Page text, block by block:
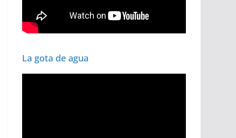
La gota de agua